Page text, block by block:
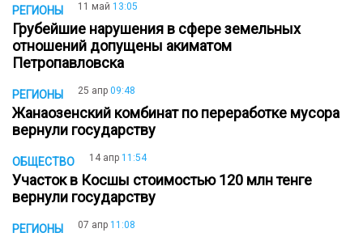
РЕГИОНЫ 11 май 13:05
Грубейшие нарушения в сфере земельных
отношений допущены акиматом
Петропавловска
РЕГИОНЫ 25 апр 09:48
Жанаозенский комбинат по переработке мусора
вернули государству
ОБЩЕСТВО 14 апр 11:54
Участок в Косшы стоимостью 120 млн тенге
вернули государству
РЕГИОНЫ 07 апр 11:08